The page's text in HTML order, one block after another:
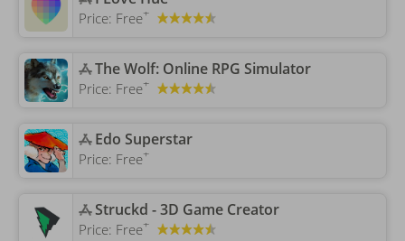
Price: Free+
‎The Wolf: Online RPG Simulator
Price: Free+
‎Edo Superstar
Price: Free+
‎Struckd - 3D Game Creator
Price: Free+